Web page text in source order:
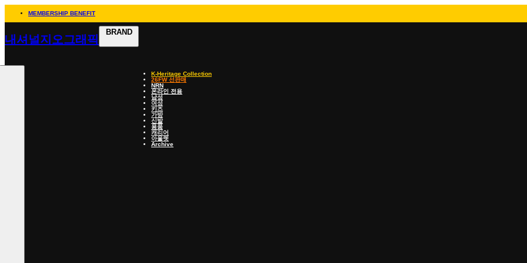
MEMBERSHIP BENEFIT
내셔널지오그래픽
BRAND
K-Heritage Collection
26FW 선판매
NRN
온라인 전용
남성
여성
키즈
가방
신발
용품
캐리어
아울렛
Archive